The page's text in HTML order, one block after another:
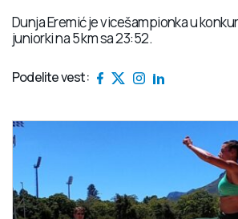
Dunja Eremić je vicešampionka u
juniorki na 5 km sa 23:52.
Podelite vest: